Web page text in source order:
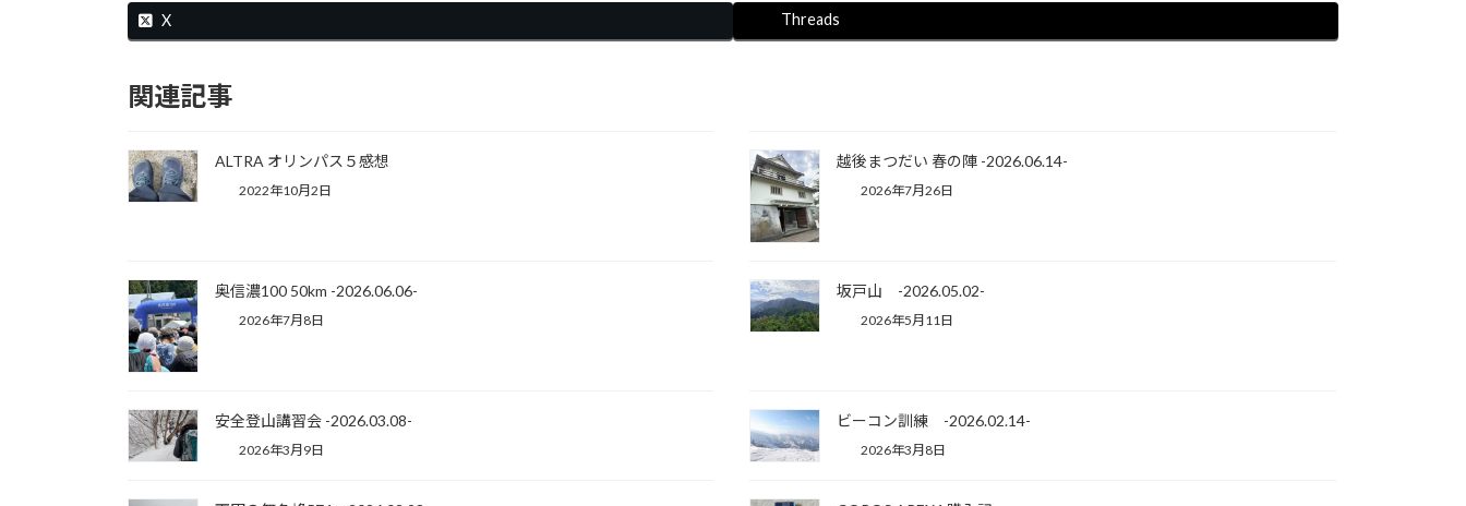
X Threads
関連記事
ALTRA オリンパス５感想
2022年10月2日
越後まつだい 春の陣 -2026.06.14-
2026年7月26日
奥信濃100 50km -2026.06.06-
2026年7月8日
坂戸山 -2026.05.02-
2026年5月11日
安全登山講習会 -2026.03.08-
2026年3月9日
ビーコン訓練 -2026.02.14-
2026年3月8日